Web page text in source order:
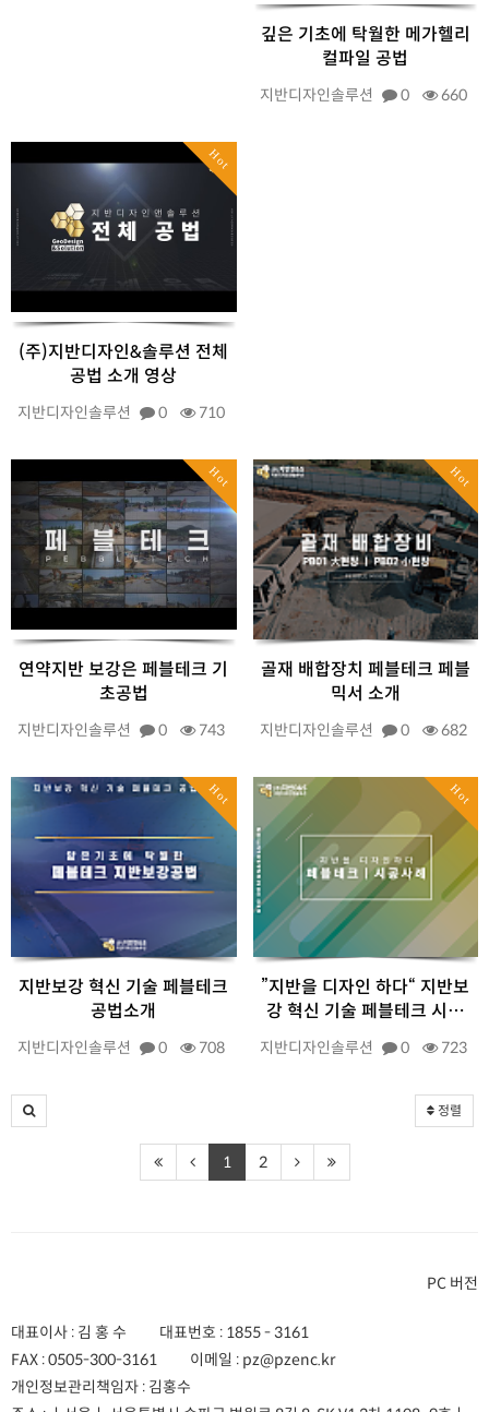
깊은 기초에 탁월한 메가헬리
컬파일 공법
지반디자인솔루션 0 660
Hot
(주)지반디자인&솔루션 전체
공법 소개 영상
지반디자인솔루션 0 710
Hot
연약지반 보강은 페블테크 기
초공법
지반디자인솔루션 0 743
Hot
골재 배합장치 페블테크 페블
믹서 소개
지반디자인솔루션 0 682
Hot
지반보강 혁신 기술 페블테크
공법소개
지반디자인솔루션 0 708
Hot
”지반을 디자인 하다“ 지반보
강 혁신 기술 페블테크 시…
지반디자인솔루션 0 723
정렬
1 2
PC 버전
대표이사 : 김 홍 수 대표번호 : 1855 - 3161
FAX :0505-300-3161 이메일 : pz@pzenc.kr
개인정보관리책임자 : 김홍수